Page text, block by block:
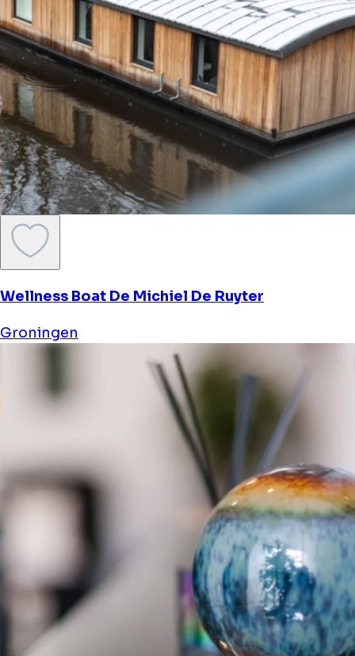
Wellness Boat De Michiel De Ruyter
Groningen